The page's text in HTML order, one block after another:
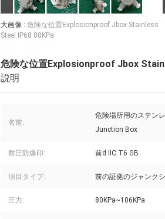
大画像 : 危険な位置Explosionproof Jbox Stainless
Steel IP68 80KPa
危険な位置Explosionproof Jbox
説明
名前:
危険場所用のステン
Junction Box
耐圧防爆印: 前d IIC T6 GB
項目タイプ: 前の証拠のジャンク
圧力: 80KPa~106KPa